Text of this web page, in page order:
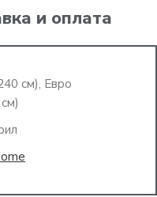
и оплата
см), Евро